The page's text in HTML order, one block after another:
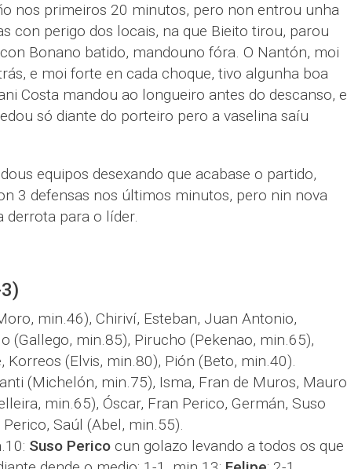
nos primeiros 20 minutos, pero non entrou unha
con perigo dos locais, na que Bieito tirou, parou
Bonano batido, mandouno fóra. O Nantón, moi
e moi forte en cada choque, tivo algunha boa
Costa mandou ao longueiro antes do descanso, e
só diante do porteiro pero a vaselina saíu
equipos desexando que acabase o partido,
3 defensas nos últimos minutos, pero nin nova
derrota para o líder.
min.46), Chiriví, Esteban, Juan Antonio,
(Gallego, min.85), Pirucho (Pekenao, min.65),
Korreos (Elvis, min.80), Pión (Beto, min.40).
(Michelón, min.75), Isma, Fran de Muros, Mauro
min.65), Óscar, Fran Perico, Germán, Suso
Saúl (Abel, min.55).
Suso Pericocun golazo levando a todos os que